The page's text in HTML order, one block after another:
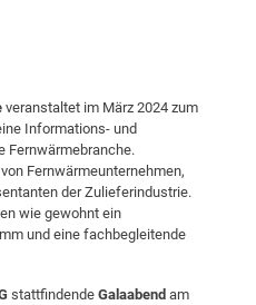
veranstaltet im März 2024 zum
Informations- und
Fernwärmebranche.
Fernwärmeunternehmen,
der Zulieferindustrie.
wie gewohnt ein
und eine fachbegleitende
stattfindende Galaabend am